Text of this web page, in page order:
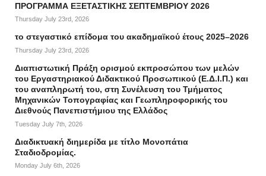
ΠΡΟΓΡΑΜΜΑ ΕΞΕΤΑΣΤΙΚΗΣ ΣΕΠΤΕΜΒΡΙΟΥ 2026
Thursday July 23rd, 2026
το στεγαστικό επίδομα του ακαδημαϊκού έτους 2025–2026
Thursday July 23rd, 2026
Διαπιστωτική Πράξη ορισμού εκπροσώπου των μελών
του Εργαστηριακού Διδακτικού Προσωπικού (Ε.Δ.Ι.Π.) και
του αναπληρωτή του, στη Συνέλευση του Τμήματος
Μηχανικών Τοπογραφίας και Γεωπληροφορικής του
Διεθνούς Πανεπιστήμιου της Ελλάδος
Tuesday July 7th, 2026
Διαδικτυακή διημερίδα με τίτλο Μονοπάτια
Σταδιοδρομίας.
Monday July 6th, 2026